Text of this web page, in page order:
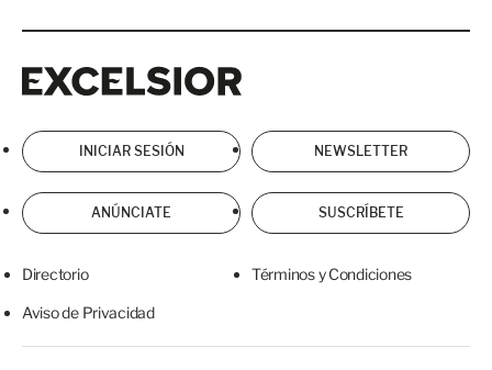
INICIAR SESIÓN NEWSLETTER
ANÚNCIATE SUSCRÍBETE
Directorio Términos y Condiciones
Aviso de Privacidad